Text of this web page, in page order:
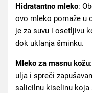
Hidratantno mleko:
ovo mleko pomaže u
je za suvu i osetljivu
dok uklanja šminku.
Mleko za masnu kožu
ulja i spreči
salicilnu kiselinu koja